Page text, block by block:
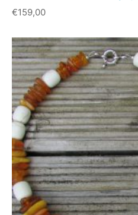
€159,00